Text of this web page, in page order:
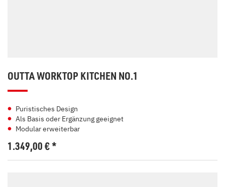
OUTTA WORKTOP KITCHEN NO.1
Puristisches Design
Als Basis oder Ergänzung geeignet
Modular erweiterbar
1.349,00€*